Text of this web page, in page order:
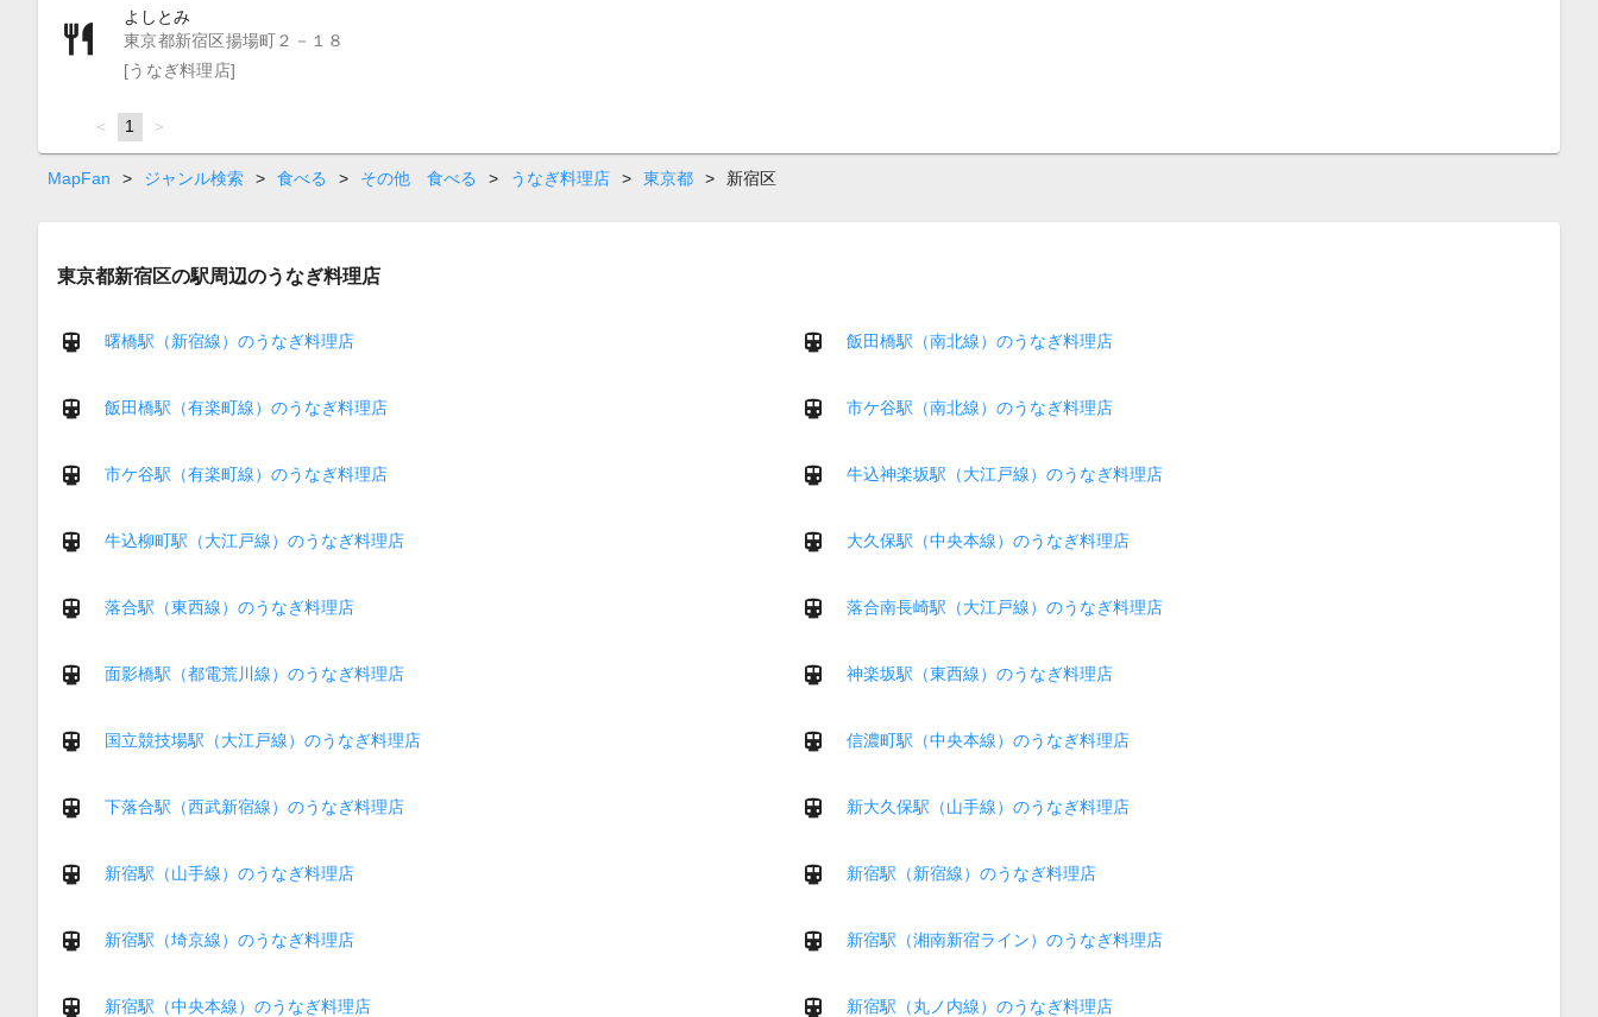
よしとみ
東京都新宿区揚場町２－１８
[うなぎ料理店]
page
You're
on
page
1 page
MapFan > ジャンル検索 > 食べる > その他 食べる > うなぎ料理店 > 東京都 > 新宿区
東京都新宿区の駅周辺のうなぎ料理店
曙橋駅（新宿線）のうなぎ料理店 飯田橋駅（南北線）のうなぎ料理店
飯田橋駅（有楽町線）のうなぎ料理店 市ケ谷駅（南北線）のうなぎ料理店
市ケ谷駅（有楽町線）のうなぎ料理店 牛込神楽坂駅（大江戸線）のうなぎ料理店
牛込柳町駅（大江戸線）のうなぎ料理店 大久保駅（中央本線）のうなぎ料理店
落合駅（東西線）のうなぎ料理店 落合南長崎駅（大江戸線）のうなぎ料理店
面影橋駅（都電荒川線）のうなぎ料理店 神楽坂駅（東西線）のうなぎ料理店
国立競技場駅（大江戸線）のうなぎ料理店 信濃町駅（中央本線）のうなぎ料理店
下落合駅（西武新宿線）のうなぎ料理店 新大久保駅（山手線）のうなぎ料理店
新宿駅（山手線）のうなぎ料理店 新宿駅（新宿線）のうなぎ料理店
新宿駅（埼京線）のうなぎ料理店 新宿駅（湘南新宿ライン）のうなぎ料理店
新宿駅（中央本線）のうなぎ料理店 新宿駅（丸ノ内線）のうなぎ料理店